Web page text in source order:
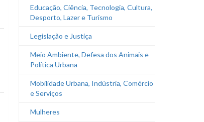
Educação, Ciência, Tecnologia, Cultura,
Desporto, Lazer e Turismo
Legislação e Justiça
Meio Ambiente, Defesa dos Animais e
Política Urbana
Mobilidade Urbana, Indústria, Comércio
e Serviços
Mulheres